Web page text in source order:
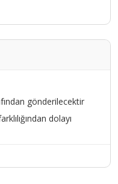
gönderilecektir
dolayı